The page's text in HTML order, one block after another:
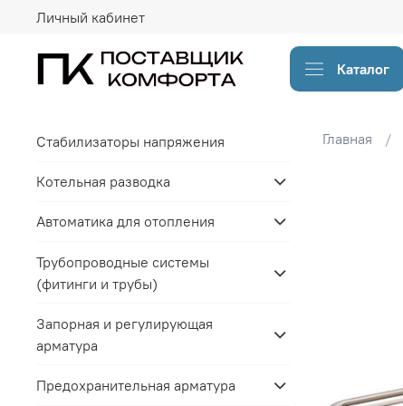
Личный кабинет
Каталог
Главная
Стабилизаторы напряжения
Котельная разводка
Автоматика для отопления
Трубопроводные системы
(фитинги и трубы)
Запорная и регулирующая
арматура
Предохранительная арматура